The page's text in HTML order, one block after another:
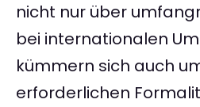
nicht nur über
bei internationalen
kümmern sich auch
erforderlichen